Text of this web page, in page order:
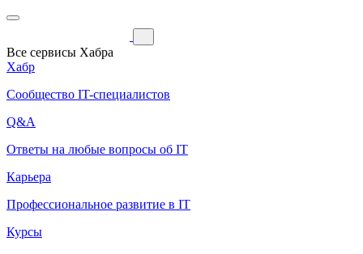
Все сервисы Хабра
Хабр
Сообщество IT-специалистов
Q&A
Ответы на любые вопросы об IT
Карьера
Профессиональное развитие в IT
Курсы